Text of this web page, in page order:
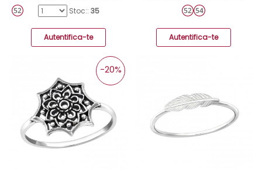
Stoc:: 35
Autentifica-te Autentifica-te
-20%